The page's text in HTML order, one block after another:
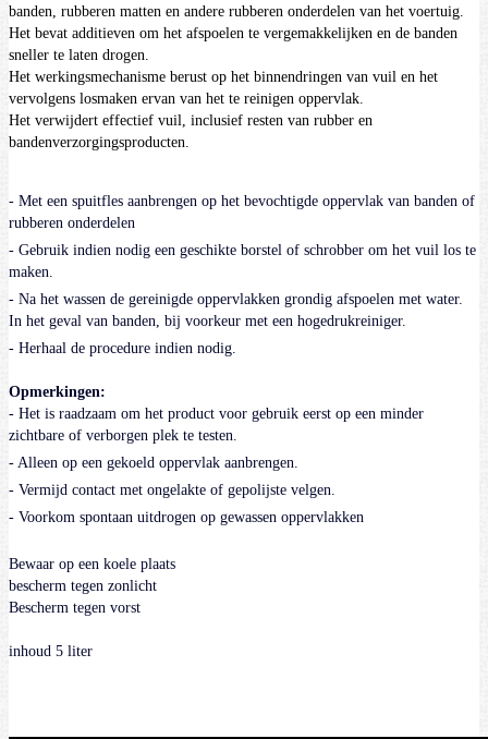
banden, rubberen matten en andere rubberen onderdelen van het voertuig.
Het bevat additieven om het afspoelen te vergemakkelijken en de banden
sneller te laten drogen.
Het werkingsmechanisme berust op het binnendringen van vuil en het
vervolgens losmaken ervan van het te reinigen oppervlak.
Het verwijdert effectief vuil, inclusief resten van rubber en
bandenverzorgingsproducten.
- Met een spuitfles aanbrengen op het bevochtigde oppervlak van banden of
rubberen onderdelen
- Gebruik indien nodig een geschikte borstel of schrobber om het vuil los te
maken.
- Na het wassen de gereinigde oppervlakken grondig afspoelen met water.
In het geval van banden, bij voorkeur met een hogedrukreiniger.
- Herhaal de procedure indien nodig.
Opmerkingen:
- Het is raadzaam om het product voor gebruik eerst op een minder
zichtbare of verborgen plek te testen.
- Alleen op een gekoeld oppervlak aanbrengen.
- Vermijd contact met ongelakte of gepolijste velgen.
- Voorkom spontaan uitdrogen op gewassen oppervlakken
Bewaar op een koele plaats
bescherm tegen zonlicht
Bescherm tegen vorst
inhoud 5 liter